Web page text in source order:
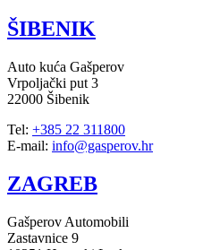
ŠIBENIK
Auto kuća Gašperov
Vrpoljački put 3
22000 Šibenik
Tel: +385 22 311800
E-mail: info@gasperov.hr
ZAGREB
Gašperov Automobili
Zastavnice 9